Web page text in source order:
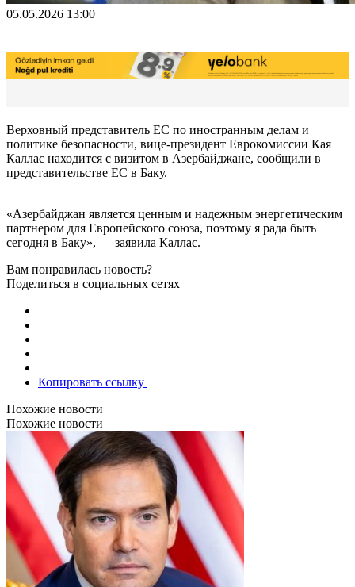
05.05.2026 13:00
Верховный представитель ЕС по иностранным делам и
политике безопасности, вице-президент Еврокомиссии Кая
Каллас находится с визитом в Азербайджане, сообщили в
представительстве ЕС в Баку.
«Азербайджан является ценным и надежным энергетическим
партнером для Европейского союза, поэтому я рада быть
сегодня в Баку», — заявила Каллас.
Вам понравилась новость?
Поделиться в социальных сетях
Копировать ссылку
Похожие новости
Похожие новости